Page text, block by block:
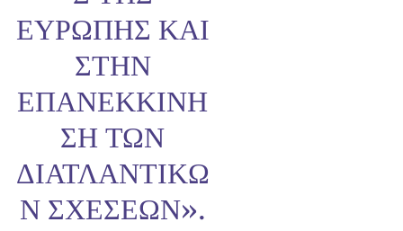
ΕΥΡΏΠΗΣ ΚΑΙ
ΣΤΗΝ
ΕΠΑΝΕΚΚΊΝΗ
ΣΗ ΤΩΝ
ΔΙΑΤΛΑΝΤΙΚΏ
Ν ΣΧΈΣΕΩΝ».